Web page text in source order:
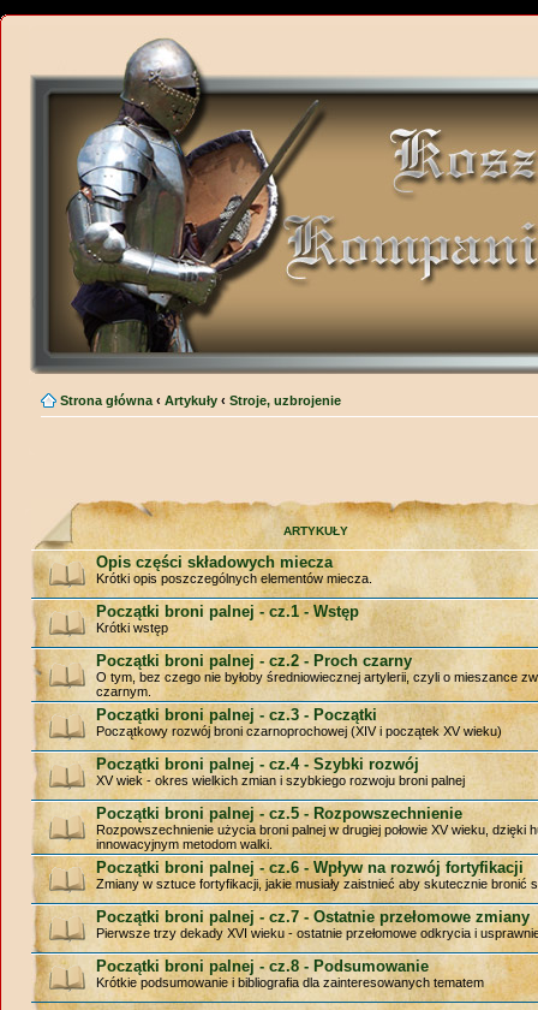
Strona główna ‹ Artykuły ‹ Stroje, uzbrojenie
ARTYKUŁY
Opis części składowych miecza
Krótki opis poszczególnych elementów miecza.
Początki broni palnej - cz.1 - Wstęp
Krótki wstęp
Początki broni palnej - cz.2 - Proch czarny
O tym, bez czego nie byłoby średniowiecznej artylerii, czyli o mieszance
czarnym.
Początki broni palnej - cz.3 - Początki
Początkowy rozwój broni czarnoprochowej (XIV i początek XV wieku)
Początki broni palnej - cz.4 - Szybki rozwój
XV wiek - okres wielkich zmian i szybkiego rozwoju broni palnej
Początki broni palnej - cz.5 - Rozpowszechnienie
Rozpowszechnienie użycia broni palnej w drugiej połowie XV wieku, dzięki
innowacyjnym metodom walki.
Początki broni palnej - cz.6 - Wpływ na rozwój fortyfikacji
Zmiany w sztuce fortyfikacji, jakie musiały zaistnieć aby skutecznie bronić
Początki broni palnej - cz.7 - Ostatnie przełomowe zmiany
Pierwsze trzy dekady XVI wieku - ostatnie przełomowe odkrycia i
Początki broni palnej - cz.8 - Podsumowanie
Krótkie podsumowanie i bibliografia dla zainteresowanych tematem